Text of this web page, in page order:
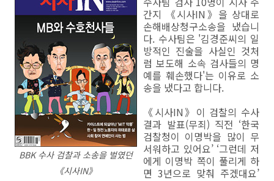
BBK 수사 검찰과 소송을 벌였던
《시사IN》
간지 《시사IN》을 상대로
손해배상청구소송을 냈습니
다. 수사팀은 '김경준씨의 일
방적인 진술을 사실인 것처
럼 보도해 소속 검사들의 명
예를 훼손했다'는 이유로 소
송을 냈다고 합니다.
《시사IN》이 검찰의 수사
결과 발표(무죄) 직전 ‘한국
검찰청이 이명박을 많이 무
서워하고 있어요’ ‘그런데 저
에게 이명박 쪽이 풀리게 하
면 3년으로 맞춰 주겠대요’